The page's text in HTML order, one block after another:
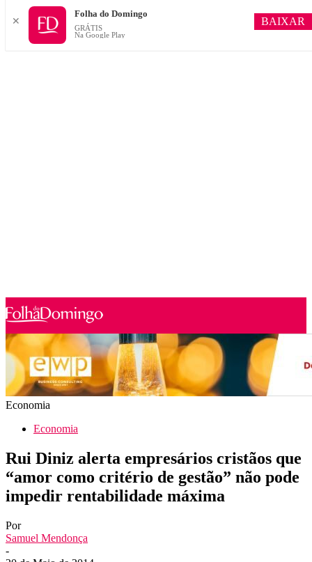
Economia
Economia
Rui Diniz alerta empresários cristãos que
“amor como critério de gestão” não pode
impedir rentabilidade máxima
Por
Samuel Mendonça
-
✕
Folha do Domingo
GRÁTIS
Na Google Play
BAIXAR